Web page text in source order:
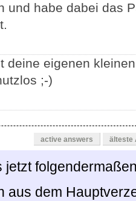
und habe dabei das
deine eigenen
;-)
active answers älteste
jetzt
aus dem